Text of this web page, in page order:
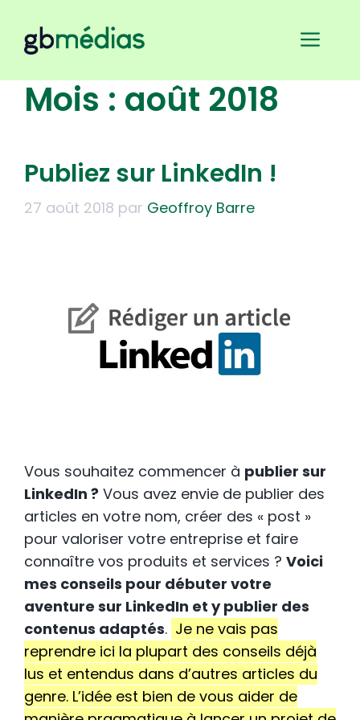
contenu
Mois : août 2018
Publiez sur LinkedIn !
27 août 2018 par Geoffroy Barre
Vous souhaitez commencer à publier sur
LinkedIn ? Vous avez envie de publier des
articles en votre nom, créer des « post »
pour valoriser votre entreprise et faire
connaître vos produits et services ? Voici
mes conseils pour débuter votre
aventure sur LinkedIn et y publier des
contenus adaptés. Je ne vais pas
reprendre ici la plupart des conseils déjà
lus et entendus dans d’autres articles du
genre. L’idée est bien de vous aider de